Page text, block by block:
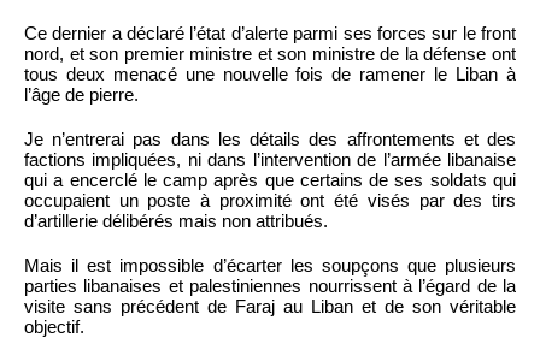
Ce dernier a déclaré l’état d’alerte parmi ses forces sur le front
nord, et son premier ministre et son ministre de la défense ont
tous deux menacé une nouvelle fois de ramener le Liban à
l’âge de pierre.
Je n’entrerai pas dans les détails des affrontements et des
factions impliquées, ni dans l’intervention de l’armée libanaise
qui a encerclé le camp après que certains de ses soldats qui
occupaient un poste à proximité ont été visés par des tirs
d’artillerie délibérés mais non attribués.
Mais il est impossible d’écarter les soupçons que plusieurs
parties libanaises et palestiniennes nourrissent à l’égard de la
visite sans précédent de Faraj au Liban et de son véritable
objectif.